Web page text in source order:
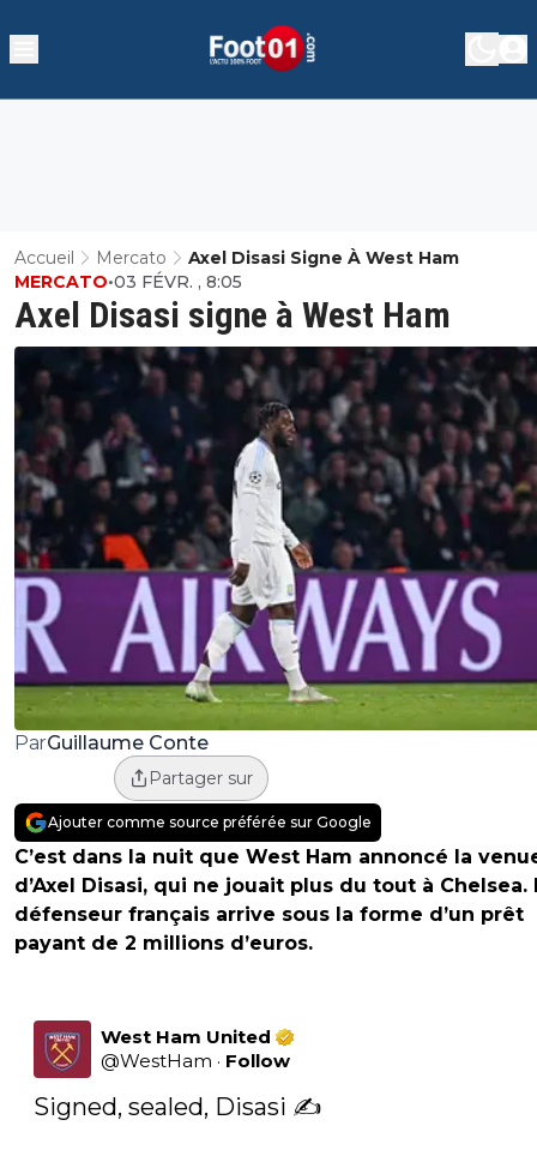
Accueil Mercato Axel Disasi Signe À West Ham
Axel Disasi signe à West Ham
MERCATO•03 FÉVR. , 8:05
ParGuillaume Conte
Partager sur
Ajouter comme source préférée sur Google
C’est dans la nuit que West Ham annoncé la
d’Axel Disasi, qui ne jouait plus du tout à Chelsea.
défenseur français arrive sous la forme d’un prêt
payant de 2 millions d’euros.
West Ham United
@WestHam · Follow
Signed, sealed, Disasi ✍️